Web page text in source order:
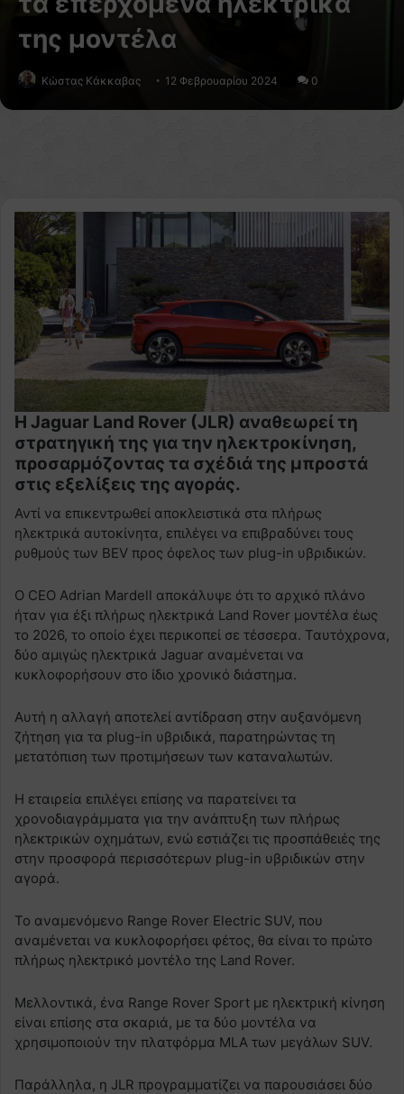
της μοντέλα
Κώστας Κάκκαβας 12 Φεβρουαρίου 2024 0
Η Jaguar Land Rover (JLR) αναθεωρεί τη
στρατηγική της για την ηλεκτροκίνηση,
προσαρμόζοντας τα σχέδιά της μπροστά
στις εξελίξεις της αγοράς.
Αντί να επικεντρωθεί αποκλειστικά στα πλήρως
ηλεκτρικά αυτοκίνητα, επιλέγει να επιβραδύνει τους
ρυθμούς των BEV προς όφελος των plug-in υβριδικών.
Ο CEO Adrian Mardell αποκάλυψε ότι το αρχικό πλάνο
ήταν για έξι πλήρως ηλεκτρικά Land Rover μοντέλα έως
το 2026, το οποίο έχει περικοπεί σε τέσσερα. Ταυτόχρονα,
δύο αμιγώς ηλεκτρικά Jaguar αναμένεται να
κυκλοφορήσουν στο ίδιο χρονικό διάστημα.
Αυτή η αλλαγή αποτελεί αντίδραση στην αυξανόμενη
ζήτηση για τα plug-in υβριδικά, παρατηρώντας τη
μετατόπιση των προτιμήσεων των καταναλωτών.
Η εταιρεία επιλέγει επίσης να παρατείνει τα
χρονοδιαγράμματα για την ανάπτυξη των πλήρως
ηλεκτρικών οχημάτων, ενώ εστιάζει τις προσπάθειές της
στην προσφορά περισσότερων plug-in υβριδικών στην
αγορά.
Το αναμενόμενο Range Rover Electric SUV, που
αναμένεται να κυκλοφορήσει φέτος, θα είναι το πρώτο
πλήρως ηλεκτρικό μοντέλο της Land Rover.
Μελλοντικά, ένα Range Rover Sport με ηλεκτρική κίνηση
είναι επίσης στα σκαριά, με τα δύο μοντέλα να
χρησιμοποιούν την πλατφόρμα MLA των μεγάλων SUV.
Παράλληλα, η JLR προγραμματίζει να παρουσιάσει δύο